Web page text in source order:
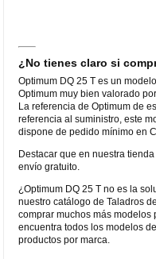
¿No tienes claro si
Optimum DQ 25 T es un
Optimum muy bien valorado
La referencia de Optimum de
referencia al suministro, este
dispone de pedido mínimo en
Destacar que en nuestra
envío gratuito.
¿Optimum DQ 25 T no es la
nuestro catálogo de Taladros
comprar muchos más modelos
encuentra todos los modelos
productos por marca.